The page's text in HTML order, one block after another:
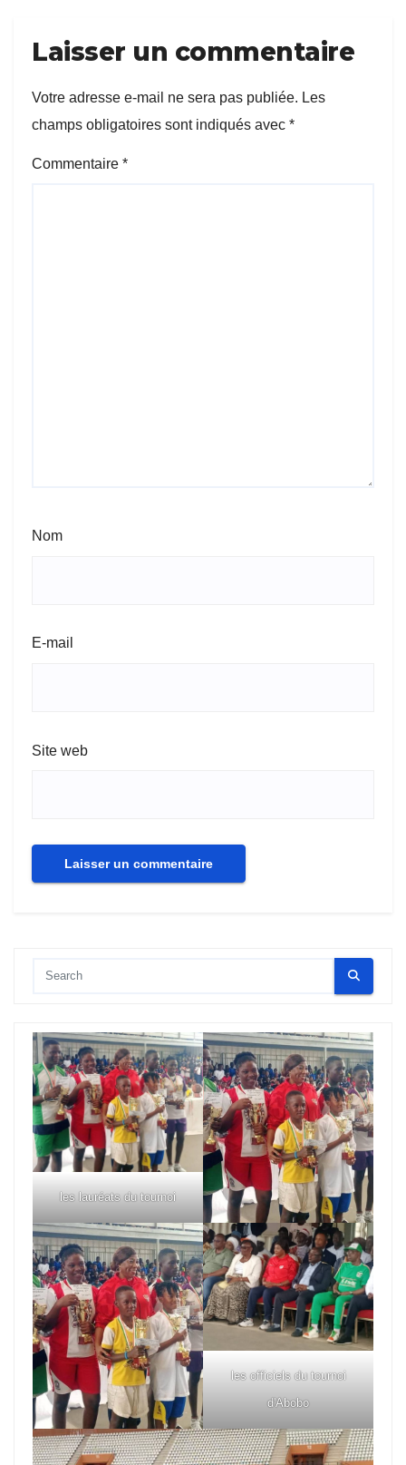
Laisser un commentaire
Votre adresse e-mail ne sera pas publiée. Les
champs obligatoires sont indiqués avec *
Commentaire *
Nom
E-mail
Site web
les lauréats du tournoi
les officiels du tournoi
d'Abobo